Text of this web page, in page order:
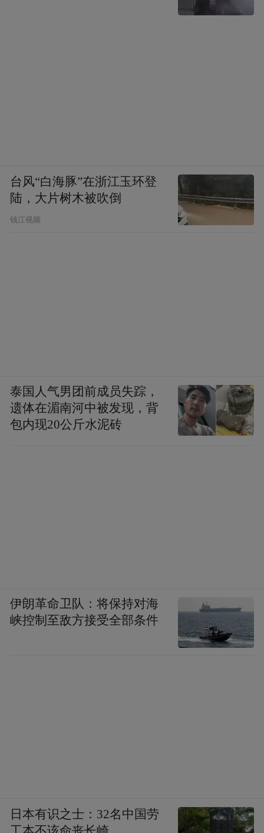
台风“白海豚”在浙江玉环登
陆，大片树木被吹倒
钱江视频
泰国人气男团前成员失踪，
遗体在湄南河中被发现，背
包内现20公斤水泥砖
伊朗革命卫队：将保持对海
峡控制至敌方接受全部条件
日本有识之士：32名中国劳